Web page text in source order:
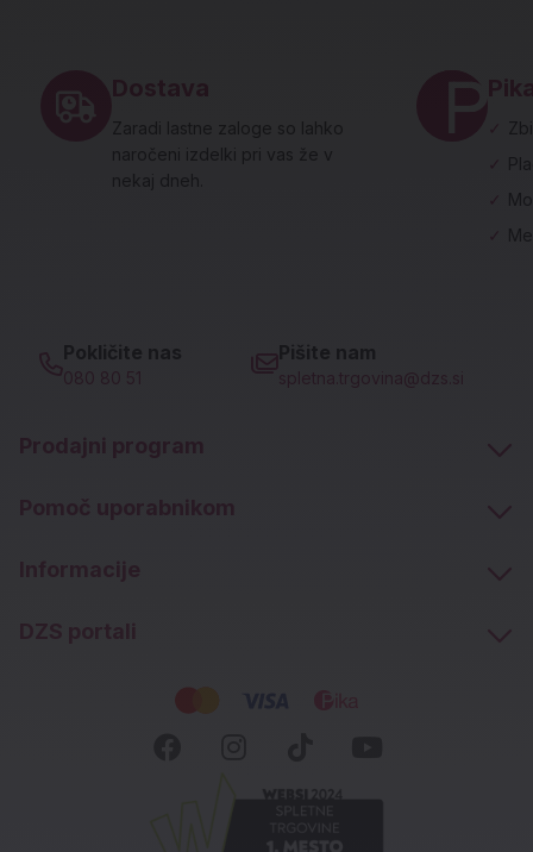
Dostava
Zaradi lastne zaloge so lahko
naročeni izdelki pri vas že v
nekaj dneh.
Pokličite nas
080 80 51
Pišite nam
spletna.trgovina@dzs.si
Prodajni program
Pomoč uporabnikom
Informacije
DZS portali